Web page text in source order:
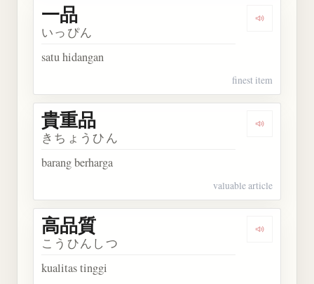
Dengarkan
一品
いっぴん
satu hidangan
finest item
Dengarkan
貴重品
きちょうひん
barang berharga
valuable article
Dengarkan
高品質
こうひんしつ
kualitas tinggi